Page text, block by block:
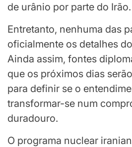
de urânio por parte do Irão.
Entretanto, nenhuma das
oficialmente os detalhes
Ainda assim, fontes
que os próximos dias
para definir se o
transformar-se num
duradouro.
O programa nuclear